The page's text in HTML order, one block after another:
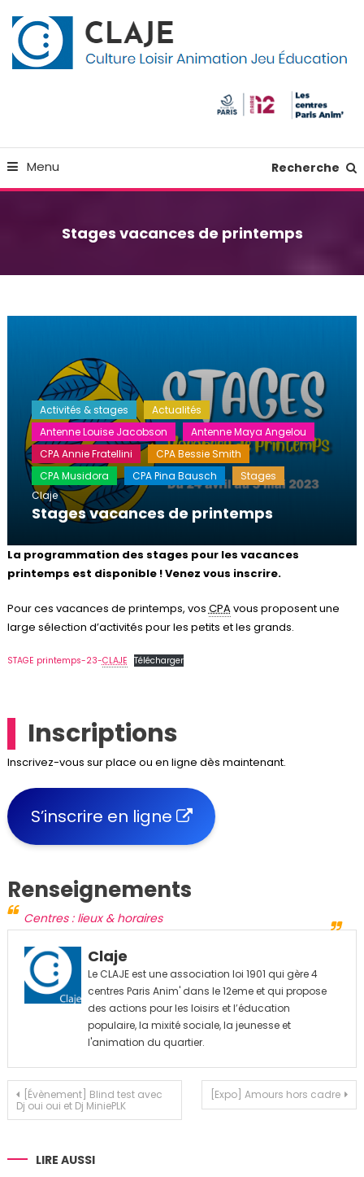
To
Content
Menu Recherche
Stages vacances de printemps
Activités & stages
Actualités
Antenne Louise Jacobson
Antenne Maya Angelou
CPA Annie Fratellini
CPA Bessie Smith
CPA Musidora
CPA Pina Bausch
Stages
Claje
Stages vacances de printemps
La programmation des stages pour les vacances
printemps est disponible ! Venez vous inscrire.
Pour ces vacances de printemps, vos CPAvous proposent une
large sélection d’activités pour les petits et les grands.
STAGE printemps-23-CLAJE Télécharger
Inscriptions
Inscrivez-vous sur place ou en ligne dès maintenant.
S’inscrire en ligne
Renseignements
Centres : lieux & horaires
Claje
Le CLAJE est une association loi 1901 qui gère 4
centres Paris Anim' dans le 12eme et qui propose
des actions pour les loisirs et l’éducation
populaire, la mixité sociale, la jeunesse et
l'animation du quartier.
Navigation
de
l’article
[Évènement] Blind test avec
Dj oui oui et Dj MiniePLK
[Expo] Amours hors cadre
LIRE AUSSI